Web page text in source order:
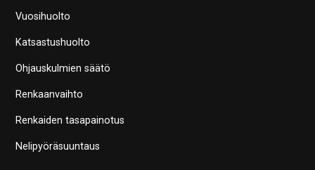
Vuosihuolto
Katsastushuolto
Ohjauskulmien säätö
Renkaanvaihto
Renkaiden tasapainotus
Nelipyöräsuuntaus